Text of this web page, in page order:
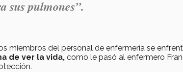
sus pulmones”.
miembros del personal de enfermería se
de ver la vida, como le pasó al enfermero